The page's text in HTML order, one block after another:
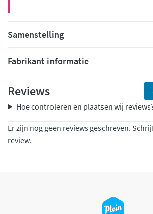
Samenstelling
Fabrikant informatie
Reviews
Hoe controleren en plaatsen wij
Er zijn nog geen reviews geschreven.
review.